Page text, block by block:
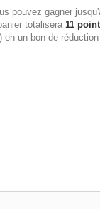
pouvez gagner
totalisera 11
en un bon de